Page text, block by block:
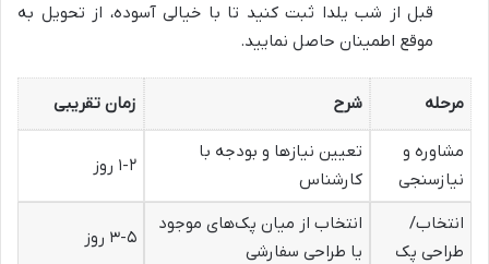
قبل از شب یلدا ثبت کنید تا با خیالی آسوده، از تحویل به
موقع اطمینان حاصل نمایید.
مرحله شرح زمان تقریبی
مشاوره و
نیازسنجی
تعیین نیازها و بودجه با
کارشناس
۱-۲ روز
انتخاب/
طراحی پک
انتخاب از میان پک‌های موجود
یا طراحی سفارشی
۳-۵ روز